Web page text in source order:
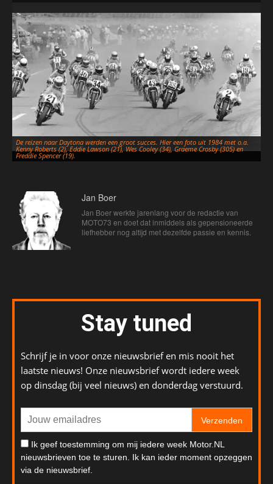
De reizen naar Daytona werden een groot succes. Hier een foto uit 1984 met o.a.
Kenny Roberts (2), Eddie Lawson (21), Wes Cooley (34), Graeme Crosby (305) en
Freddie Spencer (19).
Jan Boer
Jan Boer werkte jarenlang voor de redactie van
MOTO73 en doet dat inmiddels als gepensioneerde
liefhebber nog altijd met dezelfde passie en kennis.
Stay tuned
Schrijf je in voor onze nieuwsbrief en mis nooit het
laatste nieuws! Onze nieuwsbrief wordt iedere week
op dinsdag (bij veel nieuws) en donderdag verstuurd.
Verzenden
Ik geef toestemming om mij iedere week Motor.NL
nieuwsbrieven toe te sturen. Ik kan ieder moment opzeggen
via de nieuwsbrief.